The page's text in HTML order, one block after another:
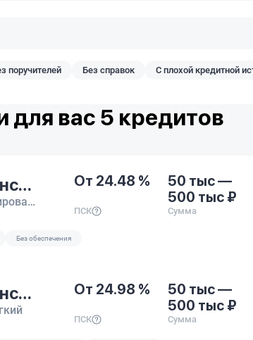
поручителей Без справок С плохой кредитной
для вас 5 кредитов
Газтрансбанк
Рефинансирование
От 24.48 %
ПСК
50 тыс —
500 тыс ₽
Сумма
Без обеспечения
Газтрансбанк От 24.98 %
ПСК
50 тыс —
500 тыс ₽
Сумма